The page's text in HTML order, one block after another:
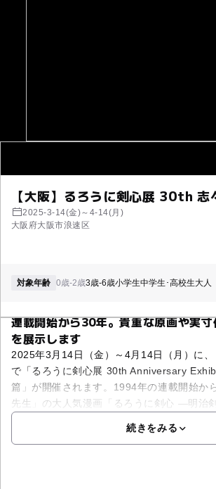
【大阪】るろうに剣心展 30th 志
2025-3-14(金)～4-14(月)
大阪府大阪市浪速区
対象年齢 0歳-2歳3歳-6歳小学生中学生･高校生大人
連載開始から30年。貴重な原画や実寸
を展示します
2025年3月14日（金）～4月14日（月）に、
で「るろうに剣心展 30th Anniversary
篇」が開催されます。1994年の連載開始か
先生」の大人気漫画「るろうに剣心 ―明治
続きをみる